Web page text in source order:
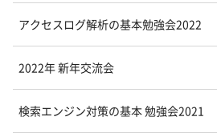
アクセスログ解析の基本勉強会2022
2022年 新年交流会
検索エンジン対策の基本 勉強会2021